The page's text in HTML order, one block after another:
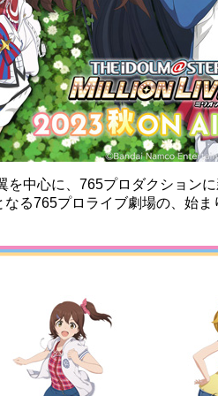
中心に、765プロダクション
る765プロライブ劇場の、始ま